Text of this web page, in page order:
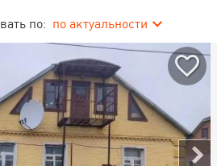
по: по актуальности